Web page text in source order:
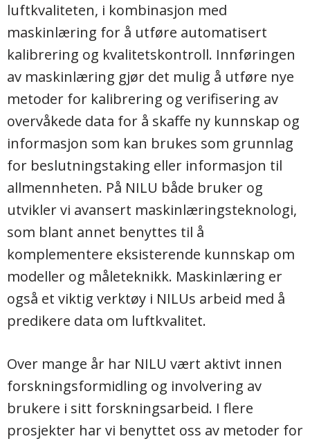
luftkvaliteten, i kombinasjon med
maskinlæring for å utføre automatisert
kalibrering og kvalitetskontroll. Innføringen
av maskinlæring gjør det mulig å utføre nye
metoder for kalibrering og verifisering av
overvåkede data for å skaffe ny kunnskap og
informasjon som kan brukes som grunnlag
for beslutningstaking eller informasjon til
allmennheten. På NILU både bruker og
utvikler vi avansert maskinlæringsteknologi,
som blant annet benyttes til å
komplementere eksisterende kunnskap om
modeller og måleteknikk. Maskinlæring er
også et viktig verktøy i NILUs arbeid med å
predikere data om luftkvalitet.
Over mange år har NILU vært aktivt innen
forskningsformidling og involvering av
brukere i sitt forskningsarbeid. I flere
prosjekter har vi benyttet oss av metoder for